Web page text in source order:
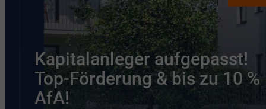
Kapitalanleger aufgepasst!
Top-Förderung & bis zu 10 %
AfA!